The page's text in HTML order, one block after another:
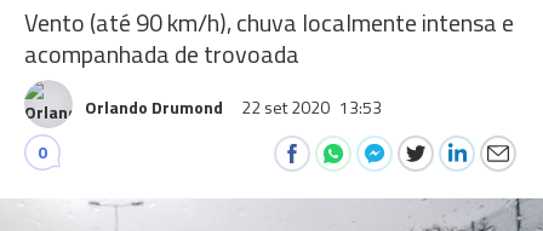
Vento (até 90 km/h), chuva localmente intensa e
acompanhada de trovoada
Orlando Drumond 22 set 2020 13:53
0